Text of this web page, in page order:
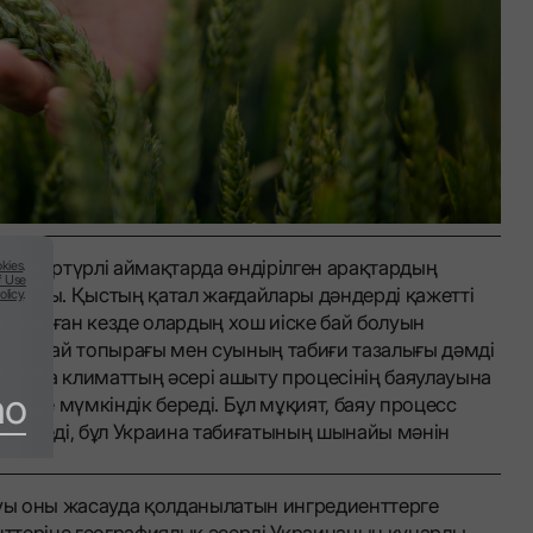
.
Use
.
- әртүрлі аймақтарда өндірілген арақтардың
Қыстың қатал жағдайлары дәндерді қажетті
кезде олардың хош иіске бай болуын
бай топырағы мен суының табиғи тазалығы дәмді
климаттың әсері ашыту процесінің баяулауына
мүмкіндік береді. Бұл мұқият, баяу процесс
бұл Украина табиғатының шынайы мәнін
оны жасауда қолданылатын ингредиенттерге